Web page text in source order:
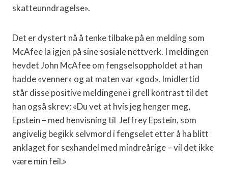
skatteunndragelse».
Det er dystert nå å tenke tilbake på en melding som
McAfee la igjen på sine sosiale nettverk. I meldingen
hevdet John McAfee om fengselsoppholdet at han
hadde «venner» og at maten var «god». Imidlertid
står disse positive meldingene i grell kontrast til det
han også skrev: «Du vet at hvis jeg henger meg,
Epstein – med henvisning til Jeffrey Epstein, som
angivelig begikk selvmord i fengselet etter å ha blitt
anklaget for sexhandel med mindreårige – vil det ikke
være min feil.»